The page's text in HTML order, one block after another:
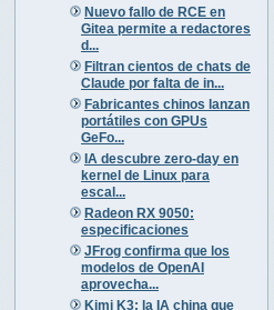
Nuevo fallo de RCE en
Gitea permite a redactores
d...
Filtran cientos de chats de
Claude por falta de in...
Fabricantes chinos lanzan
portátiles con GPUs
GeFo...
IA descubre zero-day en
kernel de Linux para
escal...
Radeon RX 9050:
especificaciones
JFrog confirma que los
modelos de OpenAI
aprovecha...
Kimi K3: la IA china que